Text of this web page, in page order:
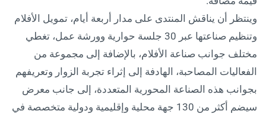
وينتظر أن يناقش المنتدى على مدار أربعة أيام، تمويل الأفلام
وتنظيم صناعتها عبر 30 جلسة حوارية وورشة عمل، تغطي
مختلف جوانب صناعة الأفلام، بالإضافة إلى مجموعة من
الفعاليات المصاحبة، الهادفة إلى إثراء تجربة الزوار وتعريفهم
بجوانب هذه الصناعة المحورية المتعددة، إلى جانب معرض
سيضم أكثر من 130 جهة محلية وإقليمية ودولية متخصصة في